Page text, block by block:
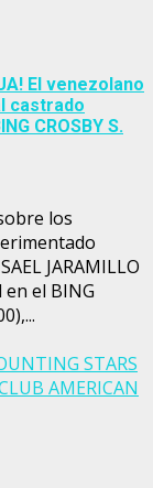
El venezolano
castrado
CROSBY S.
los
JARAMILLO
el BING
STARS
AMERICAN